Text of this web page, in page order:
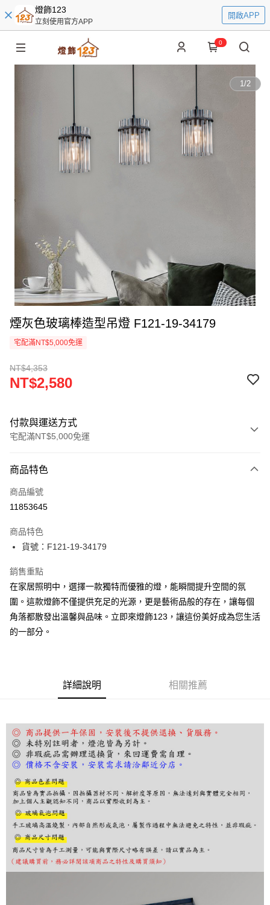
燈飾123
立刻使用官方APP
開啟APP
0
1/2
煙灰色玻璃棒造型吊燈 F121-19-34179
宅配滿NT$5,000免運
NT$4,353
NT$2,580
付款與運送方式
宅配滿NT$5,000免運
信用卡一次付款
LINE Pay
街口支付
悠遊付
Google Pay
全盈+PAY
AFTEE先享後付
【「AFTEE先享後付」結帳流程】
１．於結帳方式選擇「AFTEE先享後付」後，將跳轉至「AFTEE先享後付」
結帳頁面，進行簡訊認證並確認金額後，即可完成結帳。
２．訂單成立數日內，您將收到繳費通知簡訊。
３．收到繳費通知簡訊後14天內，點擊此簡訊中的連結，可透過四大超商／
ATM／網路銀行／等多元方式進行付款，方視為交易完成。
※ 請注意：結帳手續完成當下不需立刻繳費，但若您需要取消訂單，請聯絡
購買商品的店家。未經商家同意取消之訂單仍視為有效，需透過AFTEE先享
後付繳納相關費用。
※ 交易是否成功請以「AFTEE先享後付 」之結帳頁面顯示為準，若有關於
是否繳費成功／繳費後需取消欲退款等相關疑問，請聯繫「AFTEE先享後付
客戶支援中心」
https://netprotections.freshdesk.com/support/home
易，需依本服務之必要範圍內提供個人資料，並將交易相關給付款項請求債
每筆NT$180，滿NT$5,000(含以上)免運費
商品特色
商品編號
11853645
商品特色
貨號：F121-19-34179
銷售重點
在家居照明中，選擇一款獨特而優雅的燈，能瞬間提升空間的氛
圍。這款燈飾不僅提供充足的光源，更是藝術品般的存在，讓每個
角落都散發出溫馨與品味。立即來燈飾123，讓這份美好成為您生活
的一部分。
詳細說明 相關推薦